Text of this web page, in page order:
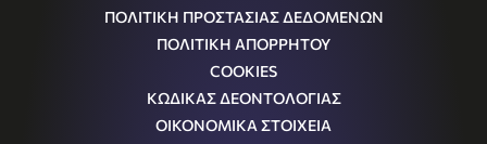
ΠΟΛΙΤΙΚΗ ΠΡΟΣΤΑΣΙΑΣ ΔΕΔΟΜΕΝΩΝ
ΠΟΛΙΤΙΚΗ ΑΠΟΡΡΗΤΟΥ
COOKIES
ΚΩΔΙΚΑΣ ΔΕΟΝΤΟΛΟΓΙΑΣ
ΟΙΚΟΝΟΜΙΚΑ ΣΤΟΙΧΕΙΑ